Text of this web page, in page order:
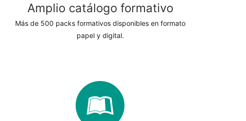
Amplio catálogo formativo
Más de 500 packs formativos disponibles en formato
papel y digital.